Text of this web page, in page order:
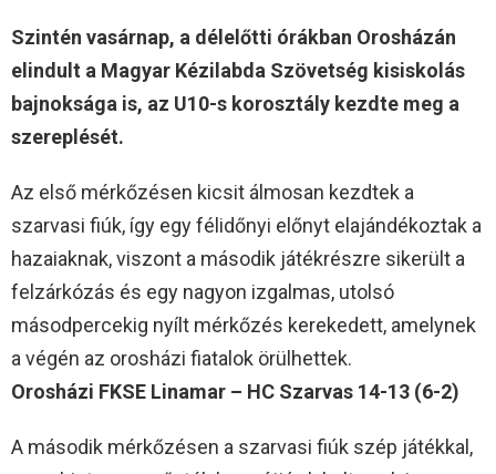
Szintén vasárnap, a délelőtti órákban Orosházán
elindult a Magyar Kézilabda Szövetség kisiskolás
bajnoksága is, az U10-s korosztály kezdte meg a
szereplését.
Az első mérkőzésen kicsit álmosan kezdtek a
szarvasi fiúk, így egy félidőnyi előnyt elajándékoztak a
hazaiaknak, viszont a második játékrészre sikerült a
felzárkózás és egy nagyon izgalmas, utolsó
másodpercekig nyílt mérkőzés kerekedett, amelynek
a végén az orosházi fiatalok örülhettek.
Orosházi FKSE Linamar – HC Szarvas 14-13 (6-2)
A második mérkőzésen a szarvasi fiúk szép játékkal,